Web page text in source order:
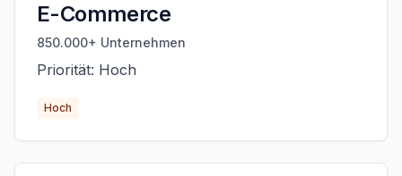
E-Commerce
850.000+ Unternehmen
Priorität: Hoch
Hoch